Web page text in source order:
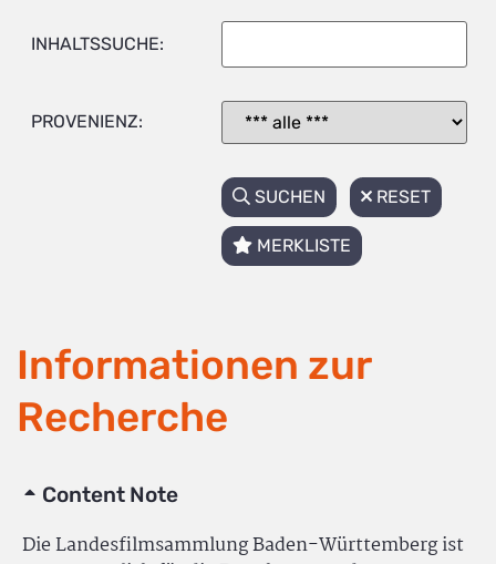
INHALTSSUCHE:
PROVENIENZ:
SUCHEN RESET
MERKLISTE
Informationen zur
Recherche
Content Note
Die Landesfilmsammlung Baden-Württemberg ist